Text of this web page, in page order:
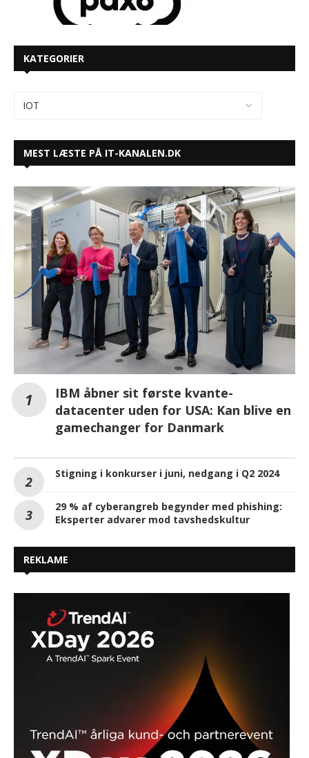
KATEGORIER
MEST LÆSTE PÅ IT-KANALEN.DK
IBM åbner sit første kvante-
datacenter uden for USA: Kan blive en
gamechanger for Danmark
Stigning i konkurser i juni, nedgang i Q2 2024
29 % af cyberangreb begynder med phishing:
Eksperter advarer mod tavshedskultur
REKLAME